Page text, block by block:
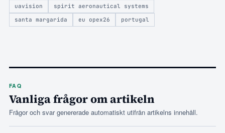
uavision
spirit aeronautical systems
santa margarida
eu opex26 portugal
FAQ
Vanliga frågor om artikeln
Frågor och svar genererade automatiskt utifrån artikelns innehåll.